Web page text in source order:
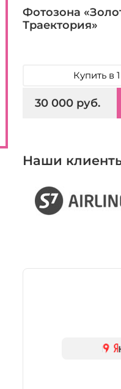
Фотозона
Траектория»
Купить в
30 000 руб.
Наши